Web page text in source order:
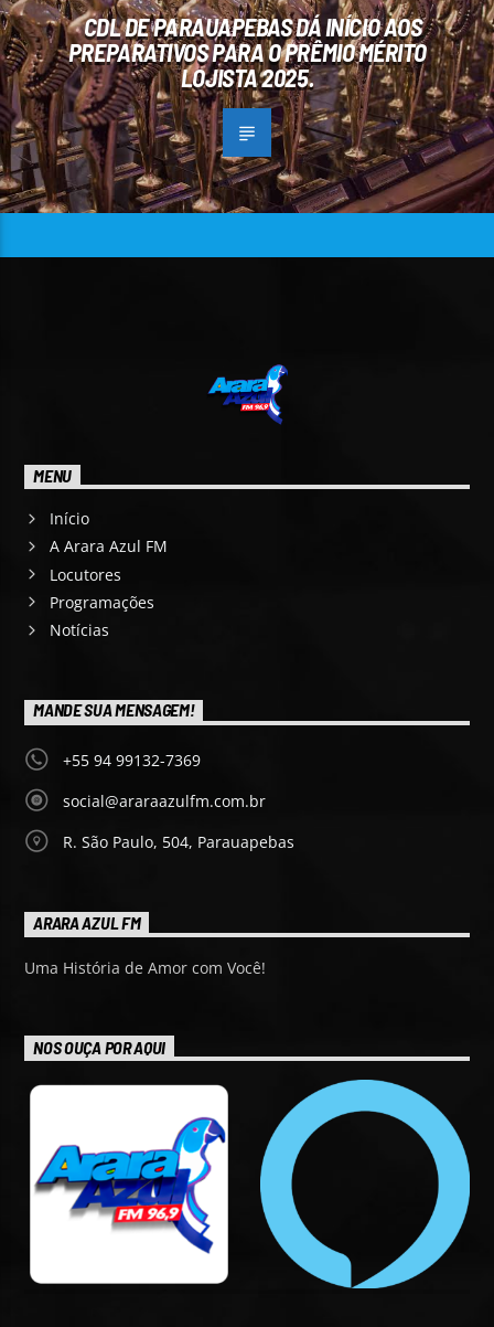
CDL DE PARAUAPEBAS DÁ INÍCIO AOS
PREPARATIVOS PARA O PRÊMIO MÉRITO
LOJISTA 2025.
MENU
Início
A Arara Azul FM
Locutores
Programações
Notícias
MANDE SUA MENSAGEM!
+55 94 99132-7369
social@araraazulfm.com.br
R. São Paulo, 504, Parauapebas
ARARA AZUL FM
Uma História de Amor com Você!
NOS OUÇA POR AQUI